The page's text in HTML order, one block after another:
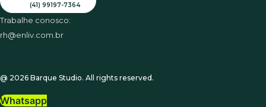
(41) 99197-7364
Trabalhe conosco:
rh@enliv.com.br
@ 2026 Barque Studio. All rights reserved.
Whatsapp